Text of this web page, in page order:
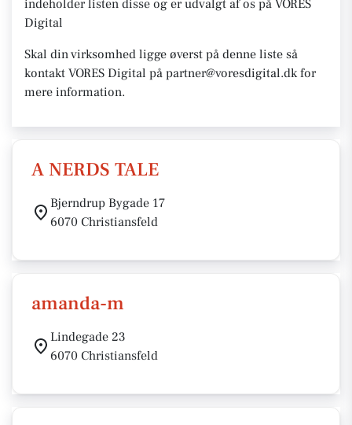
indeholder listen disse og er udvalgt af os på VORES
Digital
Skal din virksomhed ligge øverst på denne liste så
kontakt VORES Digital på partner@voresdigital.dk for
mere information.
A NERDS TALE
Bjerndrup Bygade 17
6070 Christiansfeld
amanda-m
Lindegade 23
6070 Christiansfeld